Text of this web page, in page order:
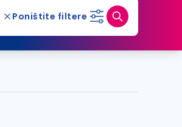
Poništite filtere